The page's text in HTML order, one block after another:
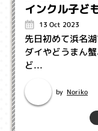
インクル子ど
13 Oct 2023
先日初めて浜名
ダイやどうまん
ど...
by Noriko